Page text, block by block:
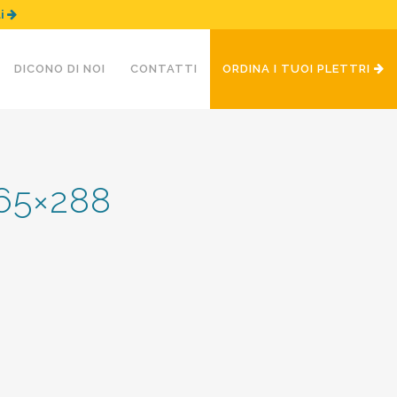
DICONO DI NOI CONTATTI ORDINA I TUOI PLETTRI